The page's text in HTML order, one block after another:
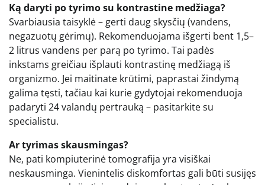
Ką daryti po tyrimo su kontrastine medžiaga?
Svarbiausia taisyklė – gerti daug skysčių (vandens,
negazuotų gėrimų). Rekomenduojama išgerti bent 1,5–
2 litrus vandens per parą po tyrimo. Tai padės
inkstams greičiau išplauti kontrastinę medžiagą iš
organizmo. Jei maitinate krūtimi, paprastai žindymą
galima tęsti, tačiau kai kurie gydytojai rekomenduoja
padaryti 24 valandų pertrauką – pasitarkite su
specialistu.
Ar tyrimas skausmingas?
Ne, pati kompiuterinė tomografija yra visiškai
neskausminga. Vienintelis diskomfortas gali būti susijęs